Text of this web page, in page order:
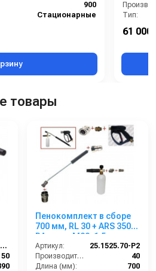
900
Стационарные
Тип:
Рабочее
61 000
товары
25.1525.00-CPK
50
Пенокомплект в сборе
700 мм, RL 30 + ARS 350
РА; вход М22х1,5ш.
Артикул:
25.1525.70-P2
Производительность (л/мин):
40
Длина (мм):
700